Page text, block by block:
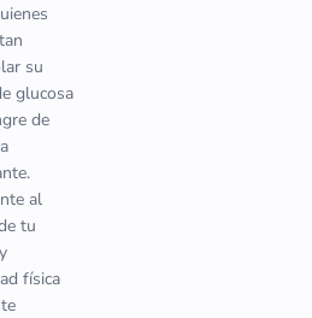
su
glucosa
de
al
tu
física